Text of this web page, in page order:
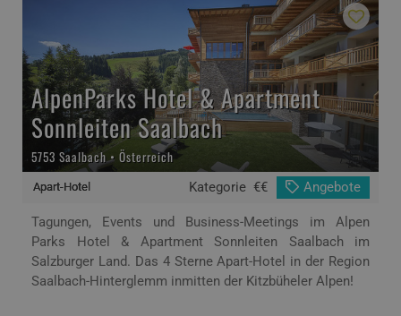
Apart-Hotel
AlpenParks Hotel & Apartment
Sonnleiten Saalbach
5753 Saalbach • Österreich
Kategorie €€ Angebote
Tagungen, Events und Business-Meetings im Alpen
Parks Hotel & Apartment Sonnleiten Saalbach im
Salzburger Land. Das 4 Sterne Apart-Hotel in der Region
Saalbach-Hinterglemm inmitten der Kitzbüheler Alpen!